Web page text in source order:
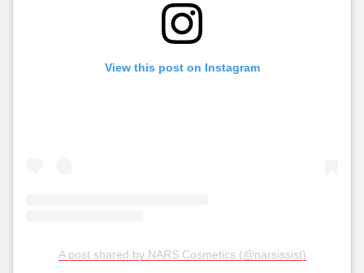
View this post on Instagram
A post shared by NARS Cosmetics (@narsissist)